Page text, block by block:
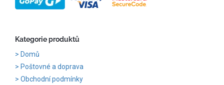
Kategorie produktů
Domů
Poštovné a doprava
Obchodní podmínky